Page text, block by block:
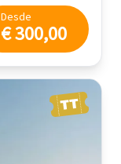
Desde
€ 300,00